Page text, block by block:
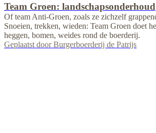
Team Groen: landschapsonderhoud
Of team Anti-Groen, zoals ze zichzelf
Snoeien, trekken, wieden: Team Groen doet
heggen, bomen, weides rond de boerderij.
Geplaatst door Burgerboerderij de Patrijs